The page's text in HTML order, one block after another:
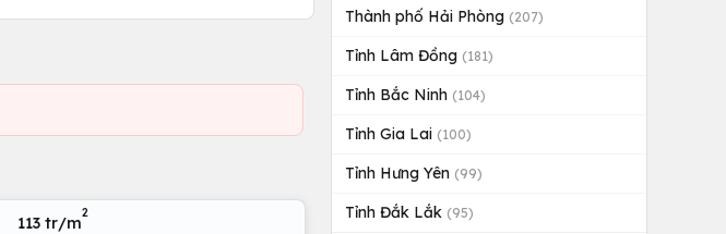
113 tr/m
2
Thành phố Hải Phòng (207)
Tỉnh Lâm Đồng (181)
Tỉnh Bắc Ninh (104)
Tỉnh Gia Lai (100)
Tỉnh Hưng Yên (99)
Tỉnh Đắk Lắk (95)